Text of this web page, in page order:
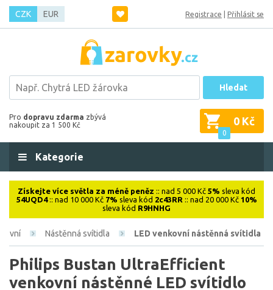
CZK EUR Registrace Přihlásit se
Hledat
Pro dopravu zdarma zbývá
nakoupit za 1 500 Kč
0
0 Kč
Kategorie
Získejte více světla za méně peněz :: nad 5 000 Kč 5% sleva kód
54UQD4:: nad 10 000 Kč 7% sleva kód 2c43RR :: nad 20 000 Kč 10%
sleva kód R9HNHG
Nástěnná svítidla LED venkovní nástěnná svítidla
Philips Bustan UltraEfficient
venkovní nástěnné LED svítidlo